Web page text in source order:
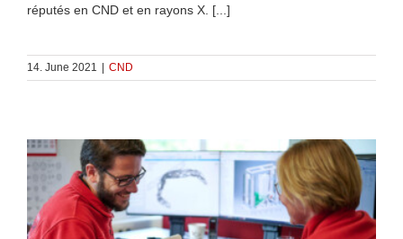
réputés en CND et en rayons X. [...]
14. June 2021 | CND